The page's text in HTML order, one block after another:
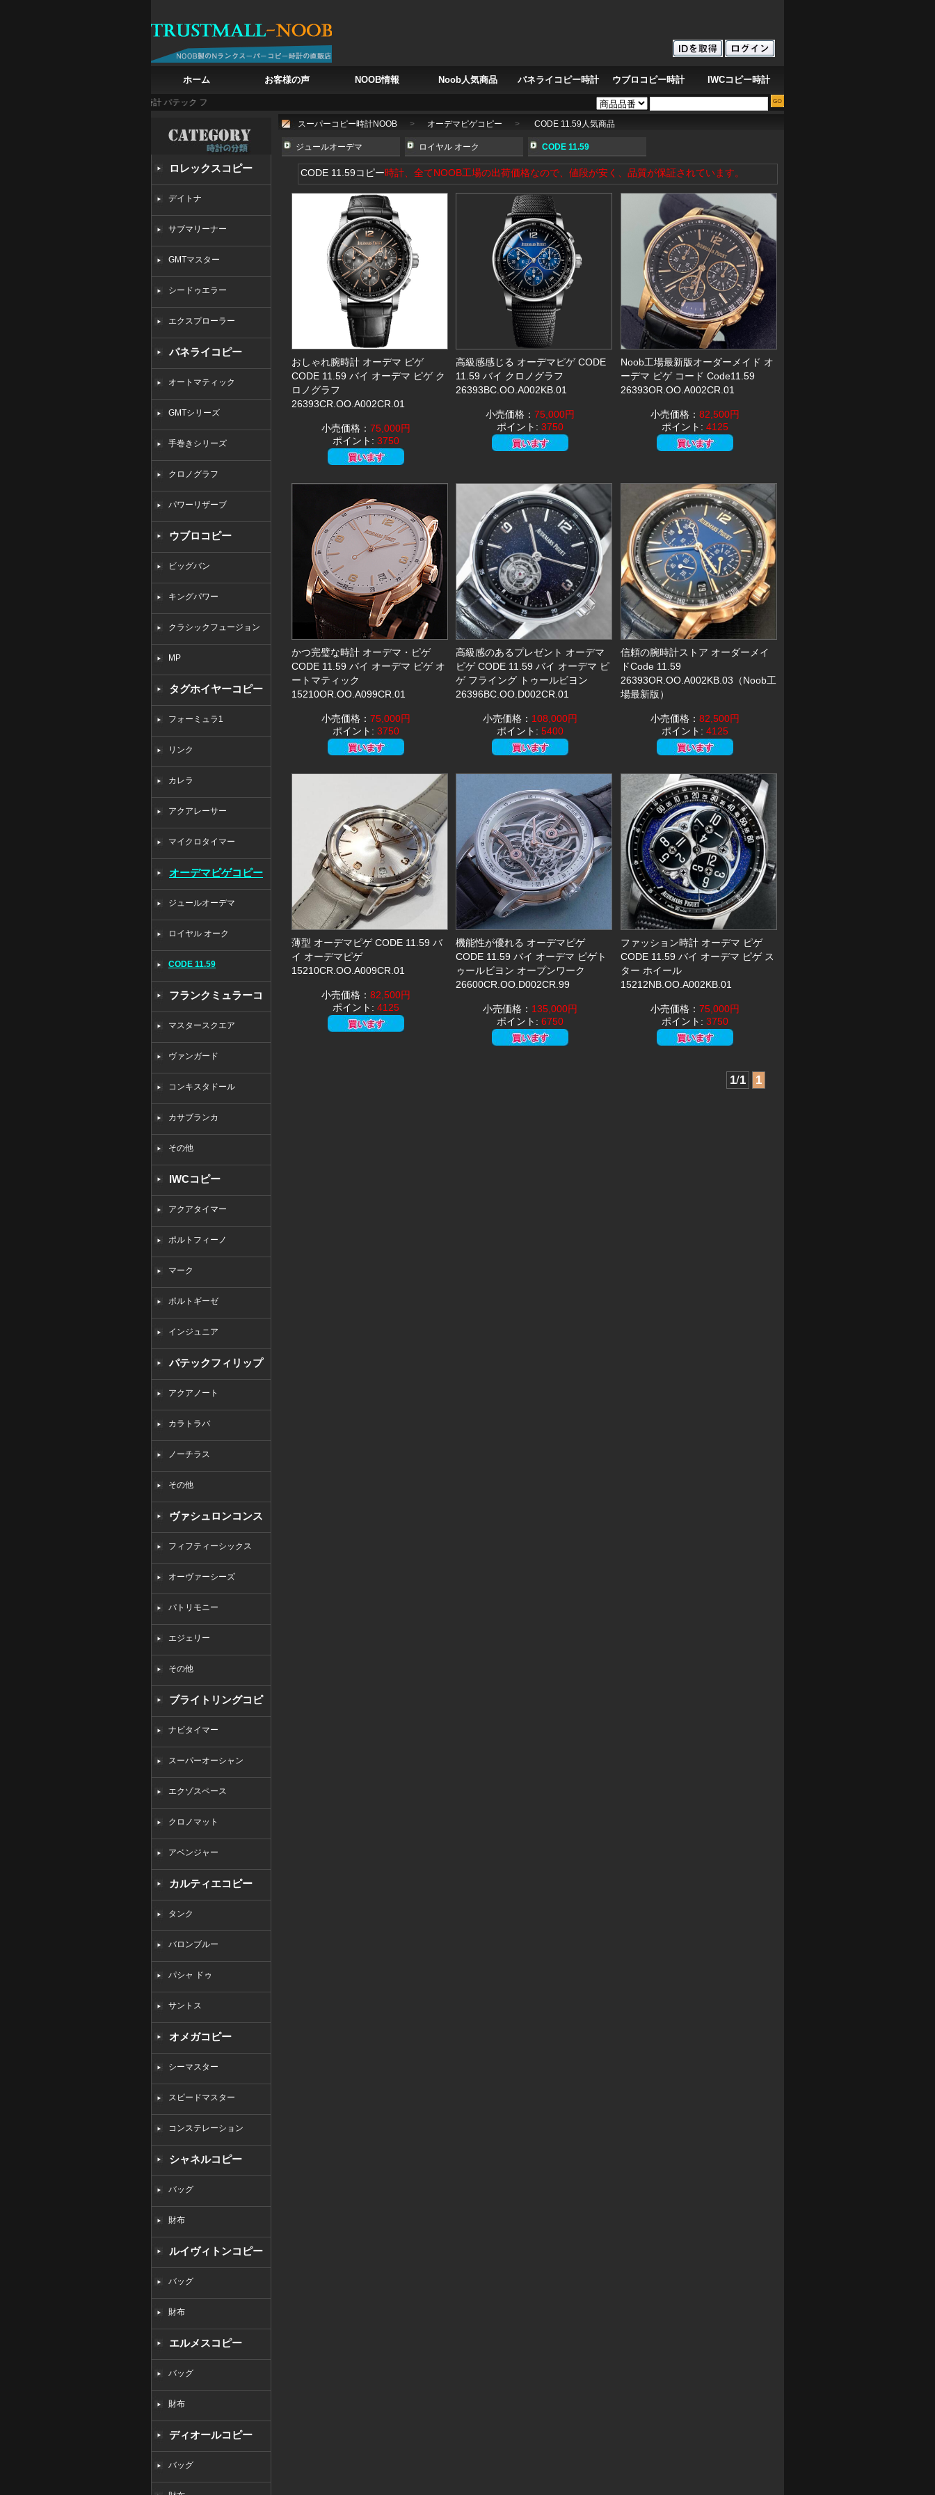
ホーム お客様の声 NOOB情報 Noob人気商品 パネライコピー時計 ウブロコピー時計 IWCコピー時計
パテック フィリップ コンプリケーション パイロット トラベル クロノグラフ 5924G-001 IWC ポルトギーゼ オートマティック ウォッチ 40 IW358304 高品質のオーデマ ピゲ ロイヤル オーク オフショア クロノグラ
ロレックスコピー
デイトナ
サブマリーナー
GMTマスター
シードゥエラー
エクスプローラー
パネライコピー
オートマティック
GMTシリーズ
手巻きシリーズ
クロノグラフ
パワーリザーブ
ウブロコピー
ビッグバン
キングパワー
クラシックフュージョン
MP
タグホイヤーコピー
フォーミュラ1
リンク
カレラ
アクアレーサー
マイクロタイマー
オーデマピゲコピー
ジュールオーデマ
ロイヤル オーク
CODE 11.59
フランクミュラーコ
ピーマスタースクエア
ヴァンガード
コンキスタドール
カサブランカ
その他
IWCコピー
アクアタイマー
ポルトフィーノ
マーク
ポルトギーゼ
インジュニア
パテックフィリップ
コピーアクアノート
カラトラバ
ノーチラス
その他
ヴァシュロンコンス
タンタンコピー
フィフティーシックス
オーヴァーシーズ
パトリモニー
エジェリー
その他
ブライトリングコピ
ー ナビタイマー
スーパーオーシャン
エクゾスペース
クロノマット
アベンジャー
カルティエコピー
タンク
バロンブルー
パシャ ドゥ
サントス
オメガコピー
シーマスター
スピードマスター
コンステレーション
シャネルコピー
バッグ
財布
ルイヴィトンコピー
バッグ
財布
エルメスコピー
バッグ
財布
ディオールコピー
バッグ
スーパーコピー時計NOOB > オーデマピゲコピー > CODE 11.59人気商品
ジュールオーデマ ロイヤル オーク CODE 11.59
CODE 11.59コピー時計、全てNOOB工場の出荷価格なので、値段が安く、品質が保証されています。
おしゃれ腕時計 オーデマ ピゲ
CODE 11.59 バイ オーデマ ピゲ ク
ロノグラフ
26393CR.OO.A002CR.01
小売価格： 75,000円
ポイント: 3750
高級感感じる オーデマピゲ CODE
11.59 バイ クロノグラフ
26393BC.OO.A002KB.01
小売価格： 75,000円
ポイント: 3750
Noob工場最新版オーダーメイド オ
ーデマ ピゲ コード Code11.59
26393OR.OO.A002CR.01
小売価格： 82,500円
ポイント: 4125
かつ完璧な時計 オーデマ・ピゲ
CODE 11.59 バイ オーデマ ピゲ オ
ートマティック
15210OR.OO.A099CR.01
小売価格： 75,000円
ポイント: 3750
高級感のあるプレゼント オーデマ
ピゲ CODE 11.59 バイ オーデマ ピ
ゲ フライング トゥールビヨン
26396BC.OO.D002CR.01
小売価格： 108,000円
ポイント: 5400
信頼の腕時計ストア オーダーメイ
ドCode 11.59
26393OR.OO.A002KB.03（Noob工
場最新版）
小売価格： 82,500円
ポイント: 4125
薄型 オーデマピゲ CODE 11.59 バ
イ オーデマピゲ
15210CR.OO.A009CR.01
小売価格： 82,500円
ポイント: 4125
機能性が優れる オーデマピゲ
CODE 11.59 バイ オーデマ ピゲト
ゥールビヨン オープンワーク
26600CR.OO.D002CR.99
小売価格： 135,000円
ポイント: 6750
ファッション時計 オーデマ ピゲ
CODE 11.59 バイ オーデマ ピゲ ス
ター ホイール
15212NB.OO.A002KB.01
小売価格： 75,000円
ポイント: 3750
1/1 1